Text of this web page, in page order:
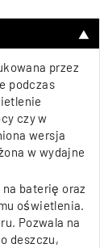
▼
przez
podczas
czy w
wersja
w wydajne
baterię oraz
oświetlenia.
Pozwala na
deszczu,